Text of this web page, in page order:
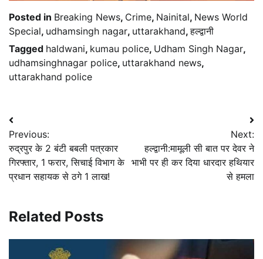
Posted in Breaking News, Crime, Nainital, News World
Special, udhamsingh nagar, uttarakhand,हल्द्वानी
Tagged haldwani, kumau police, Udham Singh Nagar,
udhamsinghnagar police, uttarakhand news,
uttarakhand police
Post
navigation
Previous:
रुद्रपुर के 2 बंटी बबली पत्रकार
गिरफ्तार, 1 फरार, सिचाई विभाग के
प्रधान सहायक से ठगे 1 लाख!
Next:
हल्द्वानी:मामूली सी बात पर देवर ने
भाभी पर ही कर दिया धारदार हथियार
से हमला
Related Posts